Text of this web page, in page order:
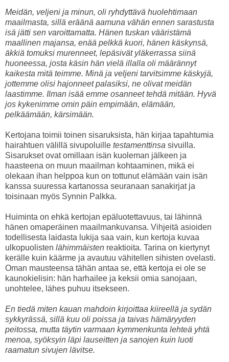
Meidän, veljeni ja minun, oli ryhdyttävä huolehtimaan
maailmasta, sillä eräänä aamuna vähän ennen sarastusta
isä jätti sen varoittamatta. Hänen tuskan vääristämä
maallinen majansa, enää pelkkä kuori, hänen käskynsä,
äkkiä tomuksi murenneet, lepäsivät yläkerrassa siinä
huoneessa, josta käsin hän vielä illalla oli määrännyt
kaikesta mitä teimme. Minä ja veljeni tarvitsimme käskyjä,
jottemme olisi hajonneet palasiksi, ne olivat meidän
laastimme. Ilman isää emme osanneet tehdä mitään. Hyvä
jos kykenimme omin päin empimään, elämään,
pelkäämään, kärsimään.
Kertojana toimii toinen sisaruksista, hän kirjaa tapahtumia
hairahtuen välillä sivupoluille testamenttinsa sivuilla.
Sisarukset ovat omillaan isän kuoleman jälkeen ja
haasteena on muun maailman kohtaaminen, mikä ei
olekaan ihan helppoa kun on tottunut elämään vain isän
kanssa suuressa kartanossa seuranaan sanakirjat ja
toisinaan myös Synnin Palkka.
Huiminta on ehkä kertojan epäluotettavuus, tai lähinnä
hänen omaperäinen maailmankuvansa. Vihjeitä asioiden
todellisesta laidasta lukija saa vain, kun kertoja kuvaa
ulkopuolisten lähimmäisten reaktioita. Tarina on kiertynyt
kerälle kuin käärme ja avautuu vähitellen sihisten ovelasti.
Oman mausteensa tähän antaa se, että kertoja ei ole se
kaunokielisin: hän harhailee ja keksii omia sanojaan,
unohtelee, lähes puhuu itsekseen.
En tiedä miten kauan mahdoin kirjoittaa kiireellä ja sydän
sykkyrässä, sillä kuu oli poissa ja taivas hämäryyden
peitossa, mutta täytin varmaan kymmenkunta lehteä yhtä
menoa, syöksyin läpi lauseitten ja sanojen kuin luoti
raamatun sivujen lävitse.